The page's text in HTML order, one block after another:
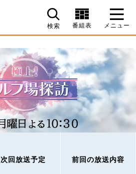
検索 番組表 メニュー
次回放送予定 前回の放送内容